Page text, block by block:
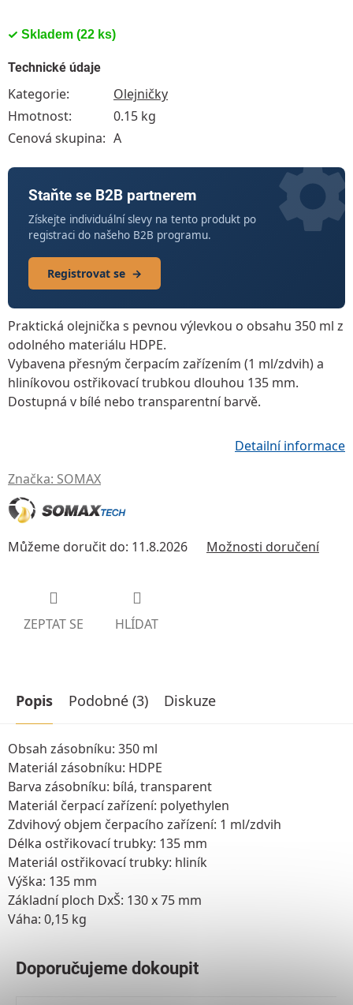
Praktická olejnička s pevnou výlevkou o obsahu 350 ml z
odolného materiálu HDPE.
Vybavena přesným čerpacím zařízením (1 ml/zdvih) a
hliníkovou ostřikovací trubkou dlouhou 135 mm.
Dostupná v bílé nebo transparentníbarvě.
Detailní informace
Skladem (22 ks)
Značka: SOMAX
Můžeme doručit do: 11.8.2026 Možnosti doručení
ZEPTAT SE HLÍDAT
Technické údaje
Kategorie:
Olejničky
Hmotnost:
0.15 kg
Cenová skupina: A
Staňte se B2B partnerem
Získejte individuální slevy na tento produkt po
registraci do našeho B2B programu.
Registrovat se →
Popis Podobné (3) Diskuze
Obsah zásobníku: 350 ml
Materiál zásobníku: HDPE
Barva zásobníku: bílá, transparent
Materiál čerpací zařízení: polyethylen
Zdvihový objem čerpacího zařízení: 1 ml/zdvih
Délka ostřikovací trubky: 135 mm
Materiál ostřikovací trubky: hliník
Výška: 135 mm
Základní ploch DxŠ: 130 x 75 mm
Váha: 0,15 kg